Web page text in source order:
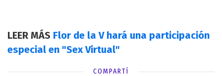
LEER MÁS Flor de la V hará una participación
especial en "Sex Virtual"
COMPARTÍ